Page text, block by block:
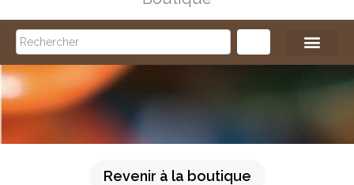
Search
Revenir à la boutique